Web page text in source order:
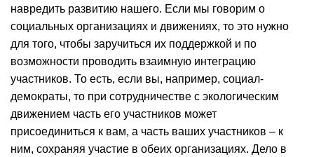
навредить развитию нашего. Если мы говорим о
социальных организациях и движениях, то это нужно
для того, чтобы заручиться их поддержкой и по
возможности проводить взаимную интеграцию
участников. То есть, если вы, например, социал-
демократы, то при сотрудничестве с экологическим
движением часть его участников может
присоединиться к вам, а часть ваших участников – к
ним, сохраняя участие в обеих организациях. Дело в